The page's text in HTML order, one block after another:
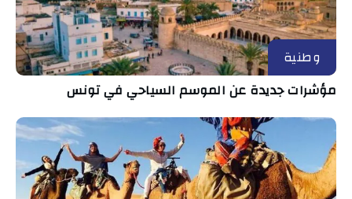
وطنية
مؤشرات جديدة عن الموسم السياحي في تونس